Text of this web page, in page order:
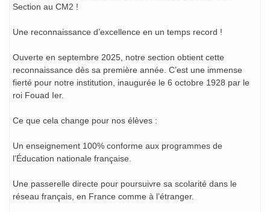
Section au CM2 !
Une reconnaissance d’excellence en un temps record !
Ouverte en septembre 2025, notre section obtient cette
reconnaissance dès sa première année. C’est une immense
fierté pour notre institution, inaugurée le 6 octobre 1928 par le
roi Fouad Ier.
Ce que cela change pour nos élèves :
Un enseignement 100% conforme aux programmes de
l’Éducation nationale française.
Une passerelle directe pour poursuivre sa scolarité dans le
réseau français, en France comme à l’étranger.